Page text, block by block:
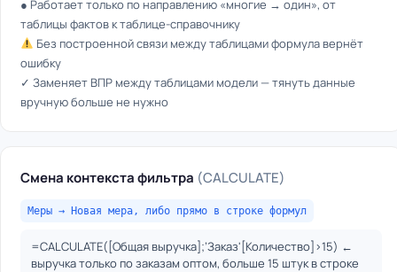
● Работает только по направлению «многие → один», от
таблицы фактов к таблице-справочнику
Без построенной связи между таблицами формула вернёт
ошибку
✓ Заменяет ВПР между таблицами модели — тянуть данные
вручную больше не нужно
Смена контекста фильтра (CALCULATE)
Меры → Новая мера, либо прямо в строке формул
=CALCULATE([Общая выручка];’Заказ'[Количество]>15) ←
выручка только по заказам оптом, больше 15 штук в строке